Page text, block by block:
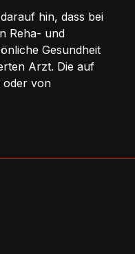
hin, dass bei
Reha- und
Gesundheit
Arzt. Die auf
oder von